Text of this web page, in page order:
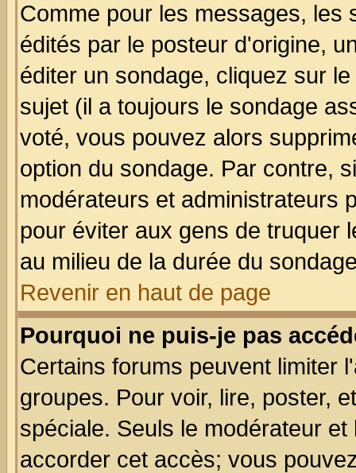
Comme pour les messages, les
édités par le posteur d'origine,
éditer un sondage, cliquez sur
sujet (il a toujours le sondage
voté, vous pouvez alors
option du sondage. Par contre,
modérateurs et administrateurs
pour éviter aux gens de truquer
au milieu de la durée du
Revenir en haut de page
Pourquoi ne puis-je pas
Certains forums peuvent limiter
groupes. Pour voir, lire, poster,
spéciale. Seuls le modérateur
accorder cet accès; vous